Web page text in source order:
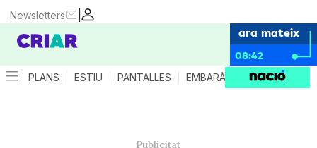
|
Newsletters
ara mateix
08:42
PLANS ESTIU PANTALLES EMBARÀS CRIANÇA